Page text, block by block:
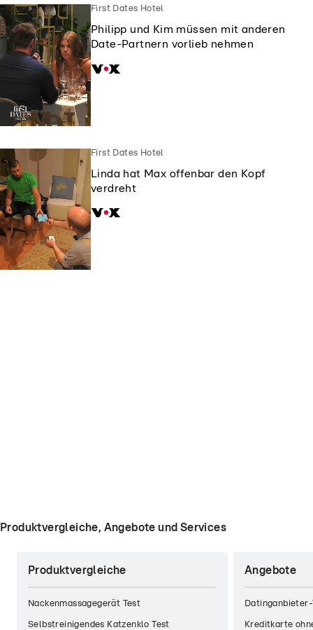
First Dates Hotel
Philipp und Kim müssen mit anderen
Date-Partnern vorlieb nehmen
First Dates Hotel
Linda hat Max offenbar den Kopf
verdreht
Produktvergleiche, Angebote und Services
Produktvergleiche
Nackenmassagegerät Test
Selbstreinigendes Katzenklo Test
Angebote
Kreditkarte